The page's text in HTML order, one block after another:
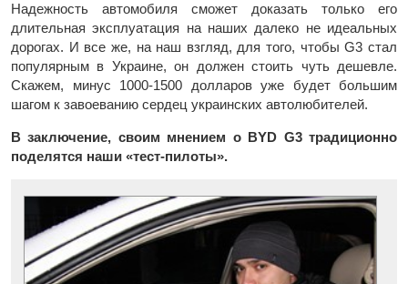
Надежность автомобиля сможет доказать только его
длительная эксплуатация на наших далеко не идеальных
дорогах. И все же, на наш взгляд, для того, чтобы G3 стал
популярным в Украине, он должен стоить чуть дешевле.
Скажем, минус 1000-1500 долларов уже будет большим
шагом к завоеванию сердец украинских автолюбителей.
В заключение, своим мнением о BYD G3 традиционно
поделятся наши «тест-пилоты».